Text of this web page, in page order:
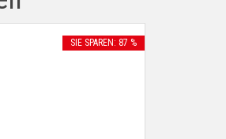
SIE SPAREN: 87 %